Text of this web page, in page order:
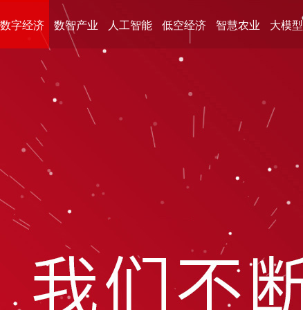
数字经济 数智产业 人工智能 低空经济 智慧农业 大模型